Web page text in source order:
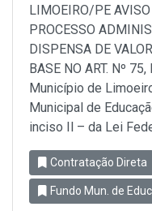
LIMOEIRO/PE
PROCESSO
DISPENSA DE
BASE NO ART. Nº
Município de
Municipal de
inciso Il – da Lei
Contratação Direta
Fundo Mun. de